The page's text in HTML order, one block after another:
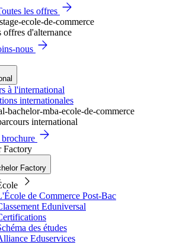
les offres
offres d'alternance
nous
à l'international
internationales
international
Factory
Factory
de Commerce Post-Bac
Eduniversal
des études
Eduservices